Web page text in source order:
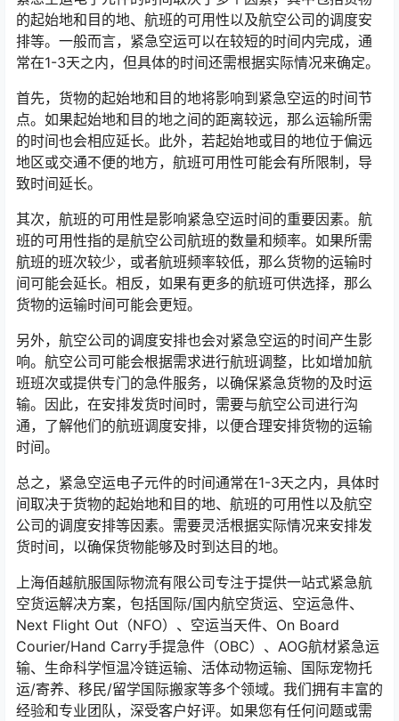
的起始地和目的地、航班的可用性以及航空公司的调度安
排等。一般而言，紧急空运可以在较短的时间内完成，通
常在1-3天之内，但具体的时间还需根据实际情况来确定。
首先，货物的起始地和目的地将影响到紧急空运的时间节
点。如果起始地和目的地之间的距离较远，那么运输所需
的时间也会相应延长。此外，若起始地或目的地位于偏远
地区或交通不便的地方，航班可用性可能会有所限制，导
致时间延长。
其次，航班的可用性是影响紧急空运时间的重要因素。航
班的可用性指的是航空公司航班的数量和频率。如果所需
航班的班次较少，或者航班频率较低，那么货物的运输时
间可能会延长。相反，如果有更多的航班可供选择，那么
货物的运输时间可能会更短。
另外，航空公司的调度安排也会对紧急空运的时间产生影
响。航空公司可能会根据需求进行航班调整，比如增加航
班班次或提供专门的急件服务，以确保紧急货物的及时运
输。因此，在安排发货时间时，需要与航空公司进行沟
通，了解他们的航班调度安排，以便合理安排货物的运输
时间。
总之，紧急空运电子元件的时间通常在1-3天之内，具体时
间取决于货物的起始地和目的地、航班的可用性以及航空
公司的调度安排等因素。需要灵活根据实际情况来安排发
货时间，以确保货物能够及时到达目的地。
上海佰越航服国际物流有限公司专注于提供一站式紧急航
空货运解决方案，包括国际/国内航空货运、空运急件、
Next Flight Out（NFO）、空运当天件、On Board
Courier/Hand Carry手提急件（OBC）、AOG航材紧急运
输、生命科学恒温冷链运输、活体动物运输、国际宠物托
运/寄养、移民/留学国际搬家等多个领域。我们拥有丰富的
经验和专业团队，深受客户好评。如果您有任何问题或需